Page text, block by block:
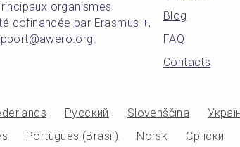
organismes
cofinancée par Erasmus +,
Blog
FAQ
Contacts
Русский Slovenščina
Portugues (Brasil) Norsk Српски